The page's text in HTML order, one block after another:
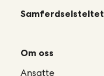
Samferdselsteltet
Om oss
Ansatte